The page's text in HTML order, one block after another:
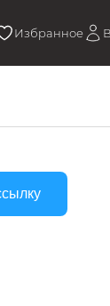
Избранное